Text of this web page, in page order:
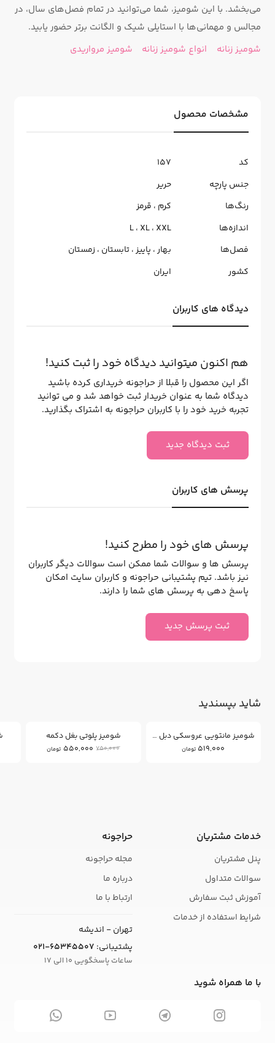
می‌بخشد. با این شومیز، شما می‌توانید در تمام فصل‌های سال، در
مجالس و مهمانی‌ها با استایلی شیک و الگانت برتر حضور یابید.
شومیز زنانه
انواع شومیز زنانه شومیز مرواریدی
مشخصات محصول
کد
157
جنس پارچه
حریر
رنگ‌ها
کرم ، قرمز
اندازه‌ها
L، XL، XXL
فصل‌ها
بهار، پاییز،تابستان ، زمستان
کشور
ایران
دیدگاه های کاربران
هم اکنون میتوانید دیدگاه خود را ثبت کنید!
اگر این محصول را قبلا از حراجونه خریداری کرده باشید
دیدگاه شما به عنوان خریدار ثبت خواهد شد و می توانید
تجربه خرید خود را با کاربران حراجونه به اشتراک بگذارید.
ثبت دیدگاه جدید
پرسش های کاربران
پرسش های خود را مطرح کنید!
پرسش ها و سوالات شما ممکن است سوالات دیگر کاربران
نیز باشد. تیم پشتیبانی حراجونه و کاربران سایت امکان
پاسخ دهی به پرسش های شما را دارند.
ثبت پرسش جدید
شاید بپسندید
شومیز مانتویی عروسکی دبل فیس
519,000 تومان
شومیز پلوتی بغل دکمه
750,000
550,000 تومان
خدمات مشتریان
پنل مشتریان
سوالات متداول
آموزش ثبت سفارش
شرایط استفاده از خدمات
حراجونه
مجله حراجونه
درباره ما
ارتباط با ما
تهران - اندیشه
پشتیبانی: 021-65345507
ساعات پاسخگویی 10 الی 17
با ما همراه شوید